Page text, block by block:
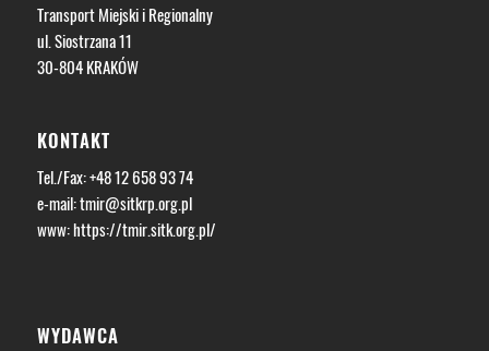
Transport Miejski i Regionalny
ul. Siostrzana 11
30-804 KRAKÓW
KONTAKT
Tel./Fax: +48 12 658 93 74
e-mail:tmir@sitkrp.org.pl
www:https://tmir.sitk.org.pl/
WYDAWCA